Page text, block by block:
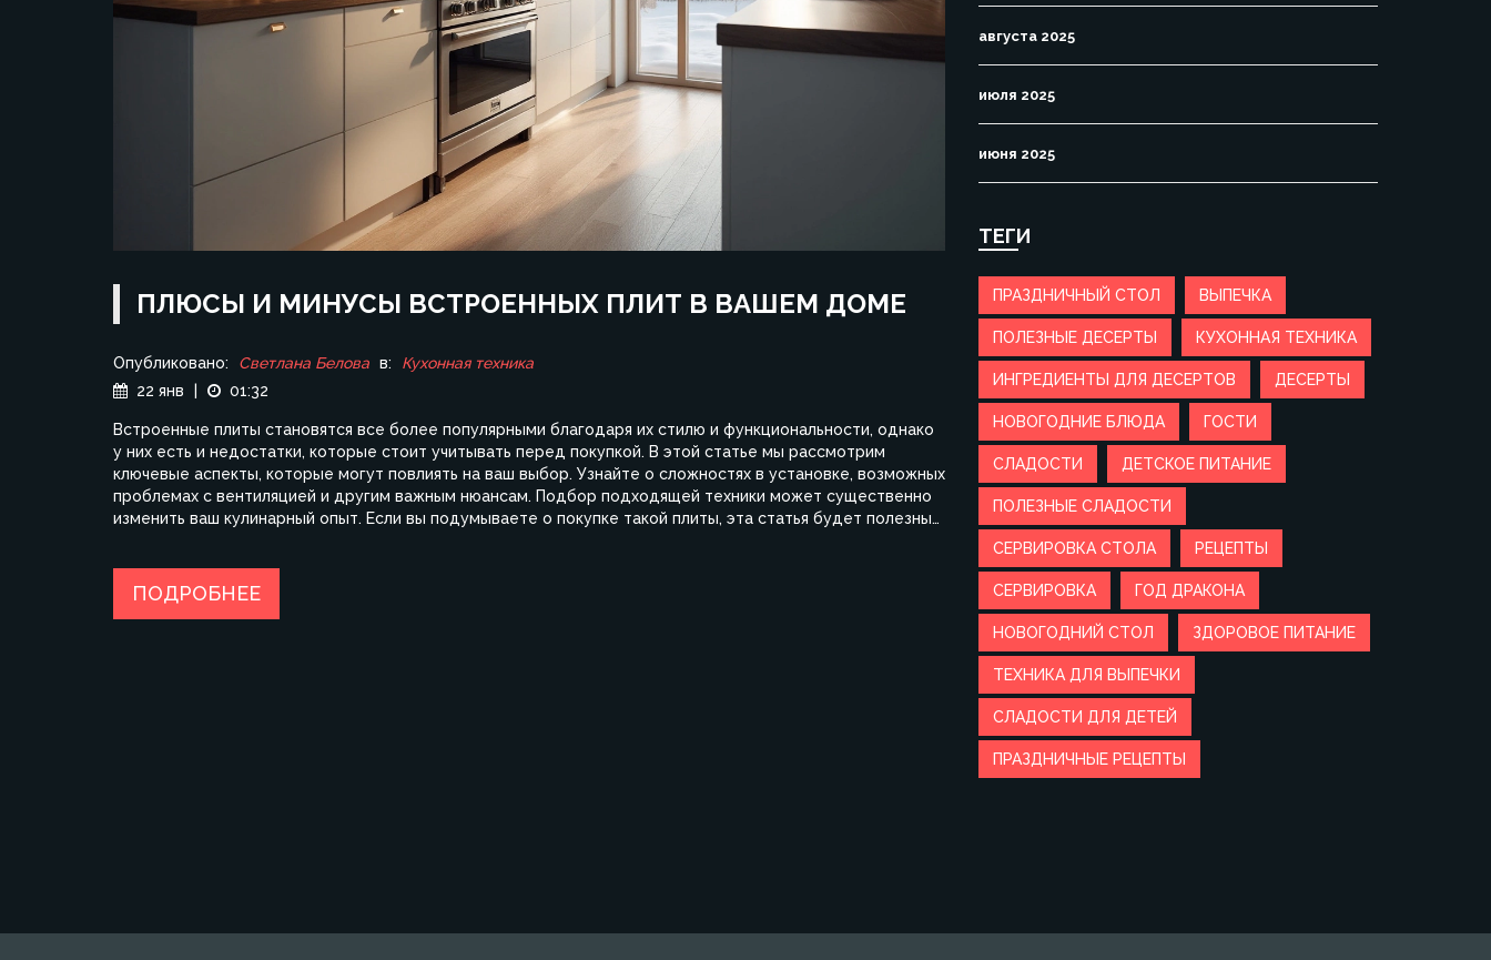
ПЛЮСЫ И МИНУСЫ ВСТРОЕННЫХ ПЛИТ В ВАШЕМ ДОМЕ
Опубликовано: Светлана Белова в:
Кухонная техника
22 янв
01:32
Встроенные плиты становятся все более популярными благодаря их стилю и функциональности, однако
у них есть и недостатки, которые стоит учитывать перед покупкой. В этой статье мы рассмотрим
ключевые аспекты, которые могут повлиять на ваш выбор. Узнайте о сложностях в установке, возможных
проблемах с вентиляцией и другим важным нюансам. Подбор подходящей техники может существенно
изменить ваш кулинарный опыт. Если вы подумываете о покупке такой плиты, эта статья будет полезным
ПОДРОБНЕЕ
августа 2025
июля 2025
июня 2025
ТЕГИ
ПРАЗДНИЧНЫЙ СТОЛ ВЫПЕЧКА
ПОЛЕЗНЫЕ ДЕСЕРТЫ КУХОННАЯ ТЕХНИКА
ИНГРЕДИЕНТЫ ДЛЯ ДЕСЕРТОВ ДЕСЕРТЫ
НОВОГОДНИЕ БЛЮДА ГОСТИ
СЛАДОСТИ ДЕТСКОЕ ПИТАНИЕ
ПОЛЕЗНЫЕ СЛАДОСТИ
СЕРВИРОВКА СТОЛА РЕЦЕПТЫ
СЕРВИРОВКА ГОД ДРАКОНА
НОВОГОДНИЙ СТОЛ ЗДОРОВОЕ ПИТАНИЕ
ТЕХНИКА ДЛЯ ВЫПЕЧКИ
СЛАДОСТИ ДЛЯ ДЕТЕЙ
ПРАЗДНИЧНЫЕ РЕЦЕПТЫ